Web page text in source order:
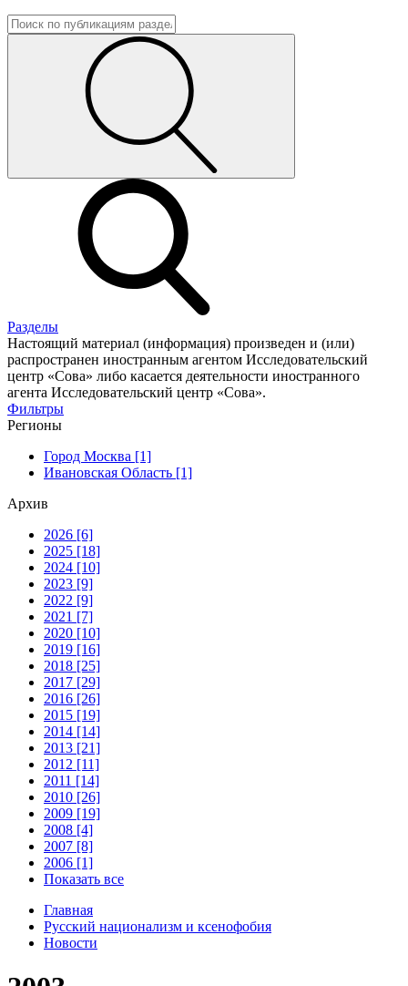
Разделы
Настоящий материал (информация) произведен и (или)
распространен иностранным агентом Исследовательский
центр «Сова» либо касается деятельности иностранного
агента Исследовательский центр «Сова».
Фильтры
Регионы
Город Москва [1]
Ивановская Область [1]
Архив
2026 [6]
2025 [18]
2024 [10]
2023 [9]
2022 [9]
2021 [7]
2020 [10]
2019 [16]
2018 [25]
2017 [29]
2016 [26]
2015 [19]
2014 [14]
2013 [21]
2012 [11]
2011 [14]
2010 [26]
2009 [19]
2008 [4]
2007 [8]
2006 [1]
Показать все
Главная
Русский национализм и ксенофобия
Новости